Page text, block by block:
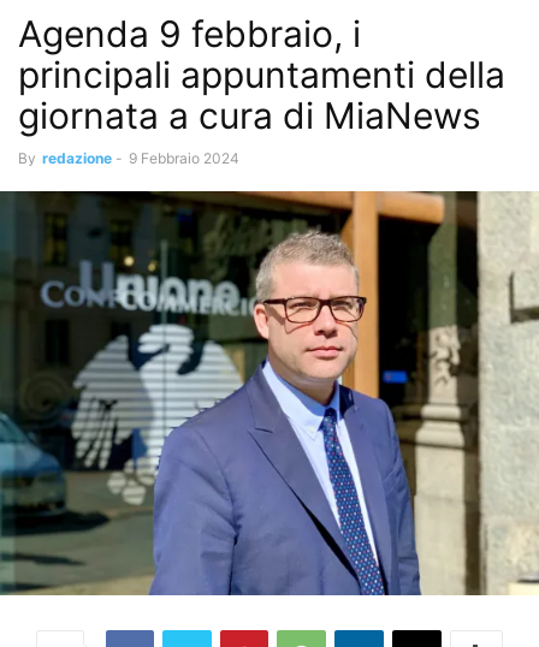
Agenda 9 febbraio, i
principali appuntamenti della
giornata a cura di MiaNews
By redazione - 9 Febbraio 2024